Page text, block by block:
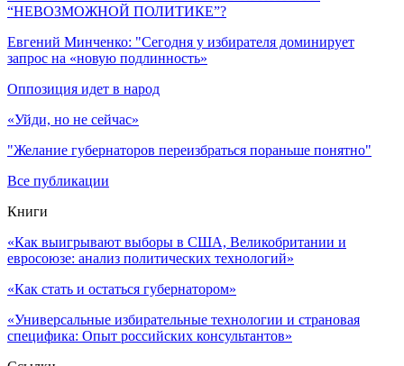
“НЕВОЗМОЖНОЙ ПОЛИТИКЕ”?
Евгений Минченко: "Сегодня у избирателя доминирует
запрос на «новую подлинность»
Оппозиция идет в народ
«Уйди, но не сейчас»
"Желание губернаторов переизбраться пораньше понятно"
Все публикации
Книги
«Как выигрывают выборы в США, Великобритании и
евросоюзе: анализ политических технологий»
«Как стать и остаться губернатором»
«Универсальные избирательные технологии и страновая
специфика: Опыт российских консультантов»